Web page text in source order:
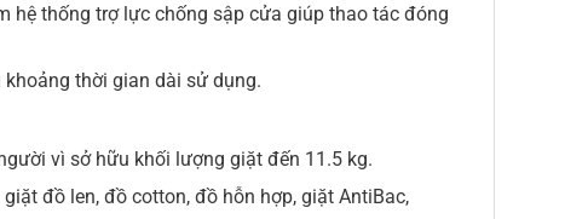
hệ thống trợ lực chống sập cửa giúp thao tác đóng
thời gian dài sử dụng.
vì sở hữu khối lượng giặt đến 11.5 kg.
đồ len, đồ cotton, đồ hỗn hợp, giặt AntiBac,